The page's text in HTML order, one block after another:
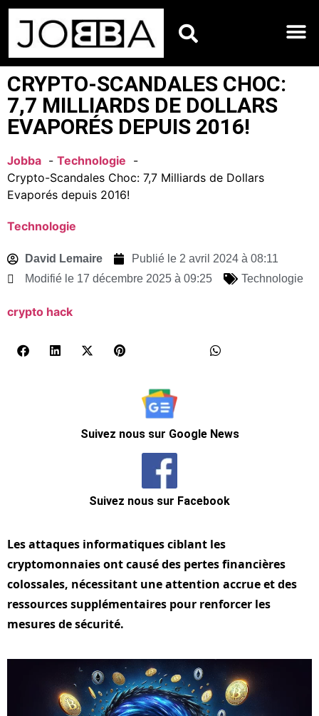
CRYPTO-SCANDALES CHOC:
7,7 MILLIARDS DE DOLLARS
EVAPORÉS DEPUIS 2016!
Jobba
Technologie
Crypto-Scandales Choc: 7,7 Milliards de Dollars
Evaporés depuis 2016!
Technologie
David Lemaire Publié le 2 avril 2024 à 08:11
Modifié le 17 décembre 2025 à 09:25
Technologie
crypto hack
Suivez nous sur Google News
Suivez nous sur Facebook
Les attaques informatiques ciblant les
cryptomonnaies ont causé des pertes financières
colossales, nécessitant une attention accrue et des
ressources supplémentaires pour renforcer les
mesures de sécurité.